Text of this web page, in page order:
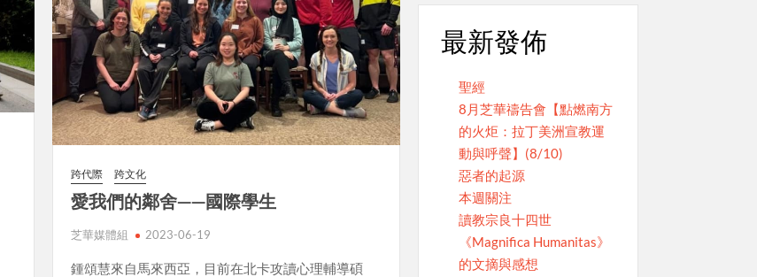
跨代際 跨文化
愛我們的鄰舍——國際學生
芝華媒體組 2023-06-19
鍾頌慧來自馬來西亞，目前在北卡攻讀心理輔導碩
最新發佈
聖經
8月芝華禱告會【點燃南方
的火炬：拉丁美洲宣教運
動與呼聲】(8/10)
惡者的起源
本週關注
讀教宗良十四世
《Magnifica Humanitas》
的文摘與感想